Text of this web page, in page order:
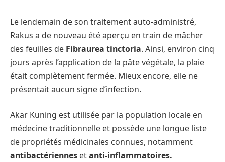
Le lendemain de son traitement auto-administré,
Rakus a de nouveau été aperçu en train de mâcher
des feuilles de Fibraurea tinctoria. Ainsi, environ cinq
jours après l’application de la pâte végétale, la plaie
était complètement fermée. Mieux encore, elle ne
présentait aucun signe d’infection.
Akar Kuning est utilisée par la population locale en
médecine traditionnelle et possède une longue liste
de propriétés médicinales connues, notamment
antibactériennes etanti-inflammatoires.